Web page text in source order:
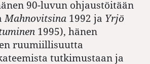
90-luvun ohjaustöitään
Mahnovitsina 1992 ja Yrjö
1995), hänen
ruumiillisuutta
tutkimustaan ja